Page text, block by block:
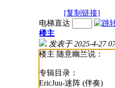
[复制链接]
电梯直达
楼主
发表于 2025-4-27
楼主 随意幽兰说：
专辑目录：
EricJuu-迷阵 (伴奏)